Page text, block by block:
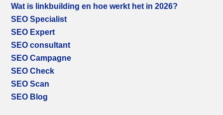
Wat is linkbuilding en hoe werkt het in 2026?
SEO Specialist
SEO Expert
SEO consultant
SEO Campagne
SEO Check
SEO Scan
SEO Blog